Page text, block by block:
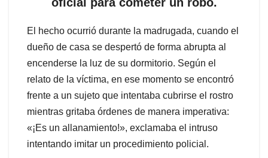
El hecho ocurrió durante la madrugada, cuando el
dueño de casa se despertó de forma abrupta al
encenderse la luz de su dormitorio. Según el
relato de la víctima, en ese momento se encontró
frente a un sujeto que intentaba cubrirse el rostro
mientras gritaba órdenes de manera imperativa:
«¡Es un allanamiento!», exclamaba el intruso
intentando imitar un procedimiento policial.